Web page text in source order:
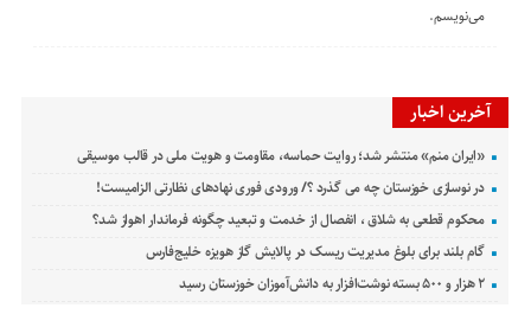
می‌نویسم.
آخرین اخبار
«ایران منم» منتشر شد؛ روایت حماسه، مقاومت و هویت ملی در قالب موسیقی
در نوسازی خوزستان چه می گذرد ؟/ ورودی فوری نهادهای نظارتی الزامیست!
محکوم قطعی به شلاق ، انفصال از خدمت و تبعید چگونه فرماندار اهواز شد؟
گام بلند برای بلوغ مدیریت ریسک در پالایش گاز هویزه خلیج‌فارس
۲ هزار و ۵۰۰ بسته نوشت‌افزار به دانش‌آموزان خوزستان رسید